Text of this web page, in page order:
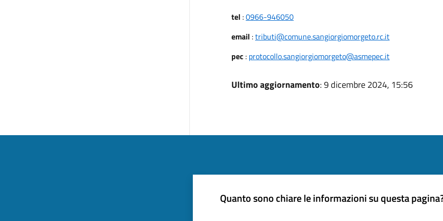
tel:0966-946050
email:tributi@comune.sangiorgiomorgeto.rc.it
pec: protocollo.sangiorgiomorgeto@asmepec.it
Ultimo aggiornamento: 9 dicembre 2024, 15:56
Quanto sono chiare le informazioni su questa